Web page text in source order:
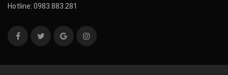
Hotline: 0983.883.281